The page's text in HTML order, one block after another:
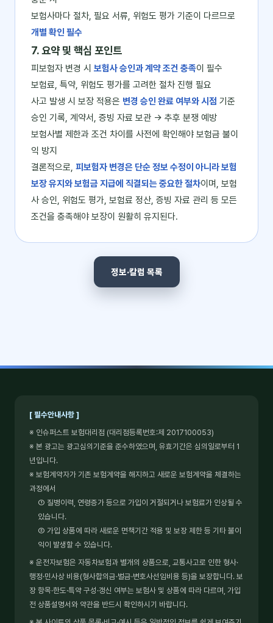
보험사마다 절차, 필요 서류, 위험도 평가 기준이 다르므로
개별 확인 필수
7. 요약 및 핵심 포인트
피보험자 변경 시 보험사 승인과 계약 조건 충족이 필수
보험료, 특약, 위험도 평가를 고려한 절차 진행 필요
사고 발생 시 보장 적용은 변경 승인 완료 여부와 시점 기준
승인 기록, 계약서, 증빙 자료 보관 → 추후 분쟁 예방
보험사별 제한과 조건 차이를 사전에 확인해야 보험금 불이
익 방지
결론적으로, 피보험자 변경은 단순 정보 수정이 아니라 보험
보장 유지와 보험금 지급에 직결되는 중요한 절차이며, 보험
사 승인, 위험도 평가, 보험료 정산, 증빙 자료 관리 등 모든
조건을 충족해야 보장이 원활히 유지된다.
정보·칼럼 목록
[ 필수안내사항 ]
※ 인슈퍼스트 보험대리점 (대리점등록번호:제 2017100053)
※ 본 광고는 광고심의기준을 준수하였으며, 유효기간은 심의일로부터 1
년입니다.
※ 보험계약자가 기존 보험계약을 해지하고 새로운 보험계약을 체결하는
과정에서
① 질병이력, 연령증가 등으로 가입이 거절되거나 보험료가 인상될 수
있습니다.
② 가입 상품에 따라 새로운 면책기간 적용 및 보장 제한 등 기타 불이
익이 발생할 수 있습니다.
※ 운전자보험은 자동차보험과 별개의 상품으로, 교통사고로 인한 형사·
행정·민사상 비용(형사합의금·벌금·변호사선임비용 등)을 보장합니다. 보
장 항목·한도·특약 구성·갱신 여부는 보험사 및 상품에 따라 다르며, 가입
전 상품설명서와 약관을 반드시 확인하시기 바랍니다.